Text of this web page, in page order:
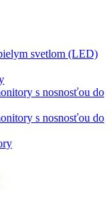
svetlom (LED)
s nosnosťou do
s nosnosťou do